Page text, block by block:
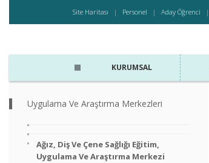
Site Haritası Personel Aday Öğrenci
KURUMSAL
Uygulama Ve Araştırma Merkezleri
Ağız, Diş Ve Çene Sağlığı Eğitim,
Uygulama Ve Araştırma Merkezi